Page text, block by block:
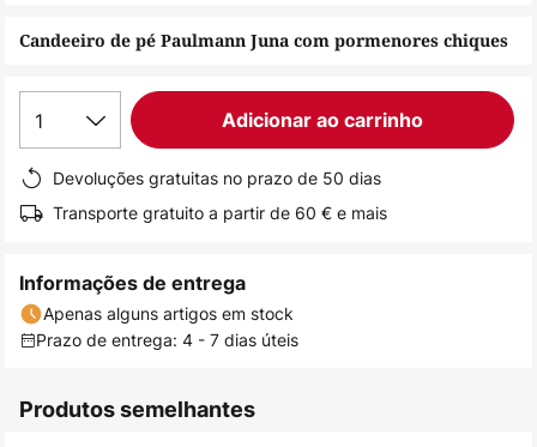
Galeria
Candeeiro de pé Paulmann Juna com pormenores chiques
1 Adicionar ao carrinho
Devoluções gratuitas no prazo de 50 dias
Transporte gratuito a partir de 60 € e mais
Informações de entrega
Apenas alguns artigos em stock
Prazo de entrega: 4 - 7 dias úteis
Produtos semelhantes